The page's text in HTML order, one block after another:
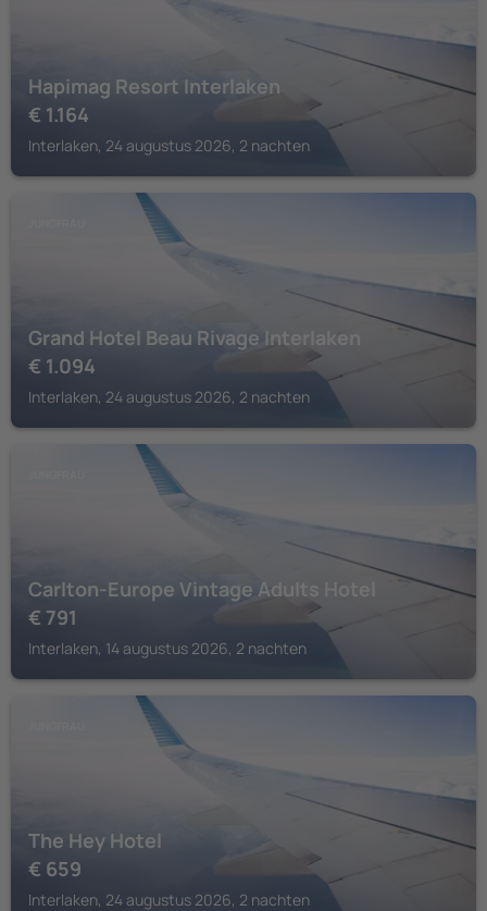
Hapimag Resort Interlaken
€ 1.164
Interlaken, 24 augustus 2026, 2 nachten
Grand Hotel Beau Rivage Interlaken
€ 1.094
Interlaken, 24 augustus 2026, 2 nachten
Carlton-Europe Vintage Adults Hotel
€ 791
Interlaken, 14 augustus 2026, 2 nachten
The Hey Hotel
€ 659
Interlaken, 24 augustus 2026, 2 nachten